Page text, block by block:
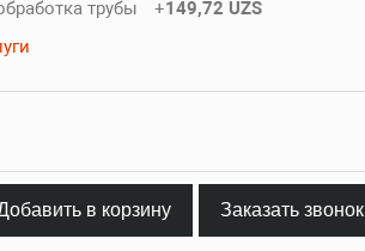
трубы
+149,72 UZS
в корзину Заказать звонок